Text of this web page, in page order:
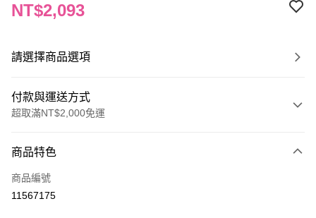
NT$2,093
請選擇商品選項
付款與運送方式
超取滿NT$2,000免運
信用卡一次付款
信用卡分期付款
商品特色
商品編號
11567175